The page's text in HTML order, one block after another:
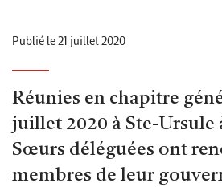
Publié le 21 juillet 2020
Réunies en chapitre
juillet 2020 à Ste-Ursule
Sœurs déléguées ont
membres de leur